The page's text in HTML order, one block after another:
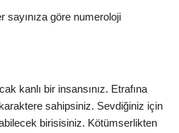
sayınıza göre numeroloji
kanlı bir insansınız. Etrafına
sahipsiniz. Sevdiğiniz için
birisisiniz. Kötümserlikten